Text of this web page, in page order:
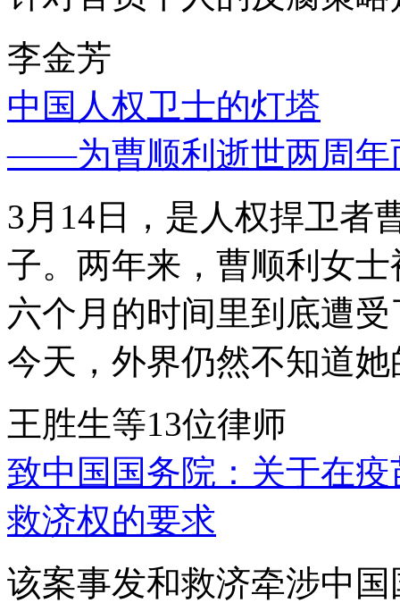
李金芳
中国人权卫士的灯塔
——为曹顺利逝世两周年
3月14日，是人权捍卫者
子。两年来，曹顺利女
六个月的时间里到底遭
今天，外界仍然不知道
王胜生等13位律师
致中国国务院：关于在
救济权的要求
该案事发和救济牵涉中